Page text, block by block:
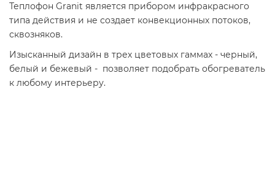
Теплофон Granit является прибором инфракрасного
типа действия и не создает конвекционных потоков,
сквозняков.
Изысканный дизайн в трех цветовых гаммах - черный,
белый и бежевый - позволяет подобрать обогреватель
к любому интерьеру.